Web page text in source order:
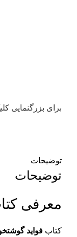
برای بزرگنمایی
توضیحات
توضیحات
معرفی
کتاب فواید